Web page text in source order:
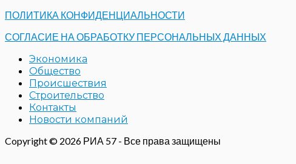
ПОЛИТИКА КОНФИДЕНЦИАЛЬНОСТИ
СОГЛАСИЕ НА ОБРАБОТКУ ПЕРСОНАЛЬНЫХ ДАННЫХ
Экономика
Общество
Происшествия
Строительство
Контакты
Новости компаний
Copyright © 2026 РИА 57 - Все права защищены